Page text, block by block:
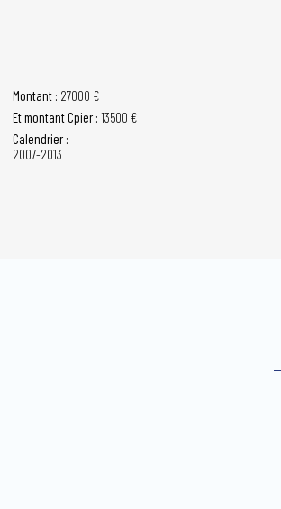
Montant : 27000 €
Et montant Cpier :13500 €
Calendrier :
2007-2013